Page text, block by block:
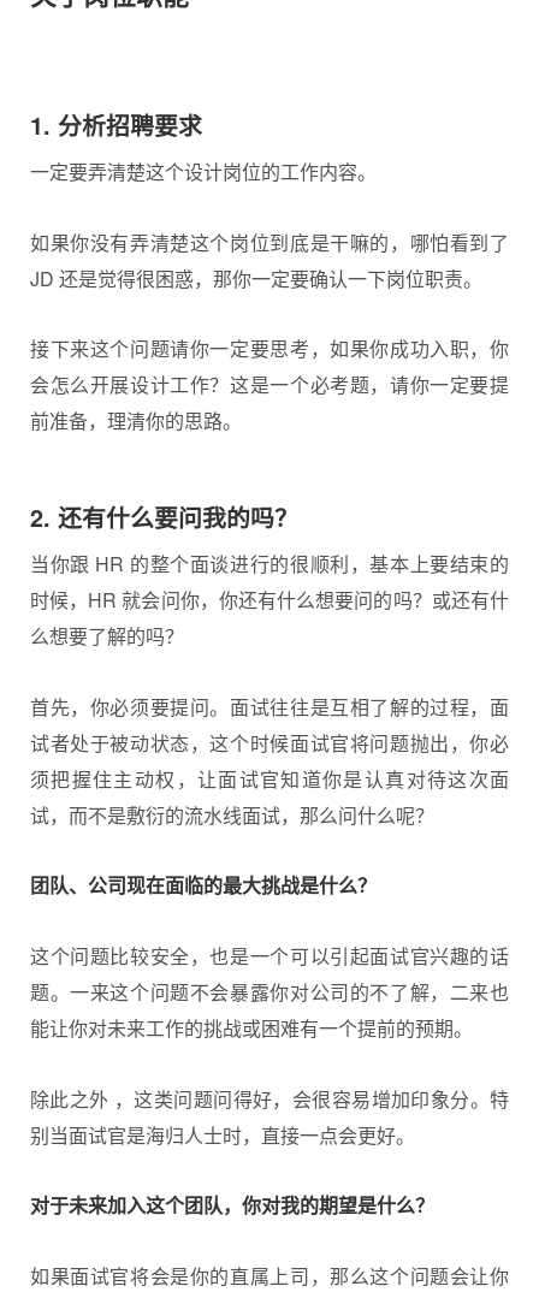
1. 分析招聘要求
一定要弄清楚这个设计岗位的工作内容。
如果你没有弄清楚这个岗位到底是干嘛的，哪怕看到了
JD 还是觉得很困惑，那你一定要确认一下岗位职责。
接下来这个问题请你一定要思考，如果你成功入职，你
会怎么开展设计工作？这是一个必考题，请你一定要提
前准备，理清你的思路。
2. 还有什么要问我的吗？
当你跟 HR 的整个面谈进行的很顺利，基本上要结束的
时候，HR 就会问你，你还有什么想要问的吗？或还有什
么想要了解的吗？
首先，你必须要提问。面试往往是互相了解的过程，面
试者处于被动状态，这个时候面试官将问题抛出，你必
须把握住主动权，让面试官知道你是认真对待这次面
试，而不是敷衍的流水线面试，那么问什么呢？
团队、公司现在面临的最大挑战是什么？
这个问题比较安全，也是一个可以引起面试官兴趣的话
题。一来这个问题不会暴露你对公司的不了解，二来也
能让你对未来工作的挑战或困难有一个提前的预期。
除此之外 ，这类问题问得好，会很容易增加印象分。特
别当面试官是海归人士时，直接一点会更好。
对于未来加入这个团队，你对我的期望是什么？
如果面试官将会是你的直属上司，那么这个问题会让你